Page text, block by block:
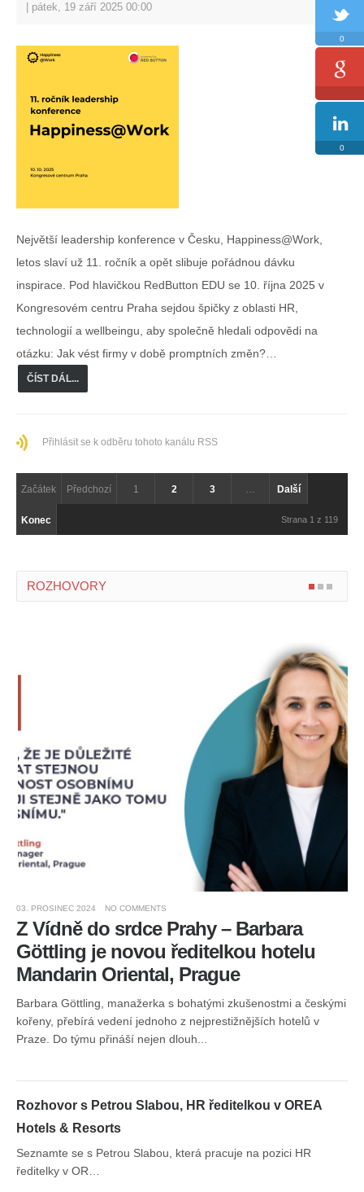
pátek, 19 září 2025 00:00
Největší leadership konference v Česku, Happiness@Work,
letos slaví už 11. ročník a opět slibuje pořádnou dávku
inspirace. Pod hlavičkou RedButton EDU se 10. října 2025 v
Kongresovém centru Praha sejdou špičky z oblasti HR,
technologií a wellbeingu, aby společně hledali odpovědi na
otázku: Jak vést firmy v době promptních změn?…
ČÍST DÁL...
Přihlásit se k odběru tohoto kanálu RSS
Začátek Předchozí 1 2 3 … Další
Konec Strana 1 z 119
ROZHOVORY
03. PROSINEC 2024 NO COMMENTS
Z Vídně do srdce Prahy – Barbara
Gӧttling je novou ředitelkou hotelu
Mandarin Oriental, Prague
Barbara Göttling, manažerka s bohatými zkušenostmi a českými
kořeny, přebírá vedení jednoho z nejprestižnějších hotelů v
Praze. Do týmu přináší nejen dlouh...
Rozhovor s Petrou Slabou, HR ředitelkou v OREA
Hotels & Resorts
Seznamte se s Petrou Slabou, která pracuje na pozici HR
ředitelky v OR…
0
0